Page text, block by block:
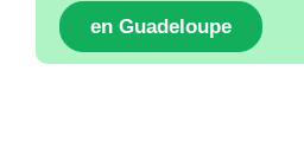
en Guadeloupe